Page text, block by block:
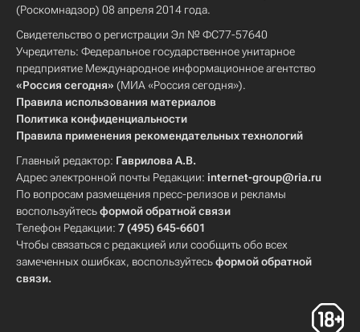
(Роскомнадзор) 08 апреля 2014 года.
Свидетельство о регистрации Эл № ФС77-57640
Учредитель: Федеральное государственное унитарное
предприятие Международное информационное агентство
«Россия сегодня» (МИА «Россия сегодня»).
Правила использования материалов
Политика конфиденциальности
Правила применения рекомендательных технологий
Главный редактор: Гаврилова А.В.
Адрес электронной почты Редакции: internet-group@ria.ru
По вопросам размещения пресс-релизов и рекламы
воспользуйтесьформой обратной связи
Телефон Редакции: 7 (495) 645-6601
Чтобы связаться с редакцией или сообщить обо всех
замеченных ошибках, воспользуйтесьформой обратной
связи.